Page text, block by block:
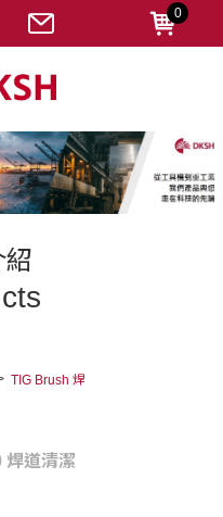
紹
TIG Brush 焊
焊道清潔
0
料